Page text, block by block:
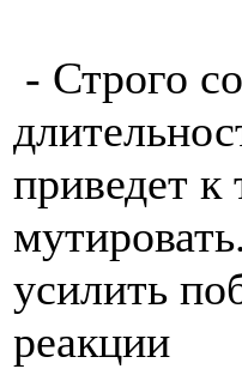
- Строго
приведет к
усилить
реакции